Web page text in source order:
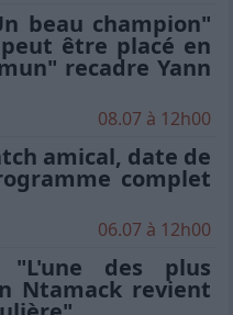
beau champion"
être placé en
recadre Yann
08.07 à 12h00
amical, date de
complet
06.07 à 12h00
"L'une des plus
Ntamack revient